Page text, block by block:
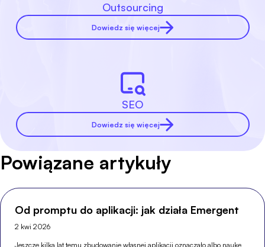
Outsourcing
Dowiedz się więcej
SEO
Dowiedz się więcej
Powiązane artykuły
Od promptu do aplikacji: jak działa Emergent
2 kwi 2026
Jeszcze kilka lat temu zbudowanie własnej aplikacji oznaczało albo naukę